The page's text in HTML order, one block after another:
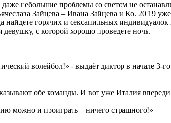
небольшие проблемы со светом не
Зайцева – Ивана Зайцева и Ко. 20:19
найдете горячих и сексапильных
с которой хорошо проведете ночь.
волейбол!» - выдаёт диктор в начале 3-
обе команды. И вот уже Италия
можно и проиграть – ничего страшного!»